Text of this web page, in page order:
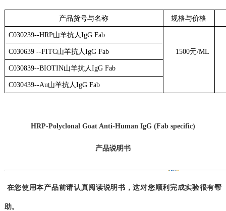
产品货号与名称 规格与价格
C030239--HRP山羊抗人 IgG Fab
1500元/ML
C030639--FITC山羊抗人 IgG Fab
C030839--BIOTIN山羊抗人 IgG Fab
C030439--Au山羊抗人 IgG Fab
HRP-Polyclonal Goat Anti-Human IgG (Fab specific)
产品说明书
在您使用本产品前请认真阅读说明书，这对您顺利完成实验很有帮
助。